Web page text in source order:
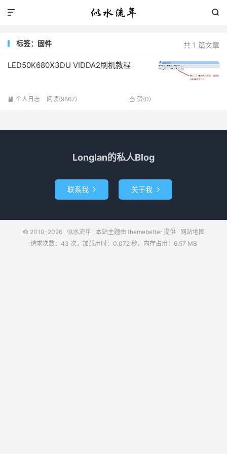


共 1 篇文章
标签：固件
LED50K680X3DU VIDDA2刷机教程
 赞(0)
 个人日志 阅读(9667)
Longlan的私人Blog
联系我  关于我 
© 2010-2026 似水流年本站主题由 themebetter提供
网站地图
请求次数：43 次，加载用时：0.072 秒，内存占用：6.57 MB